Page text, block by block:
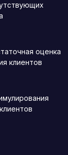
оценка
клиентов